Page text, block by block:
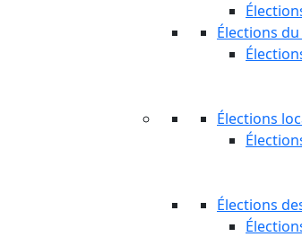
Élections
Élections
Élections